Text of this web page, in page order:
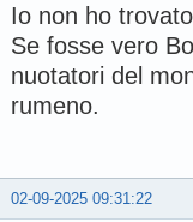
Io non ho
Se fosse vero
nuotatori del
rumeno.
02-09-2025 09:31:22